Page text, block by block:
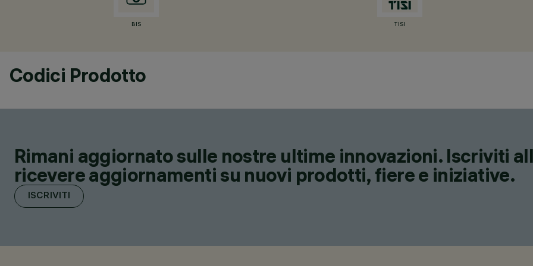
BIS TISI
Codici Prodotto
Rimani aggiornato sulle nostre ultime innovazioni. Iscriviti
ricevere aggiornamenti su nuovi prodotti, fiere e iniziative.
ISCRIVITI